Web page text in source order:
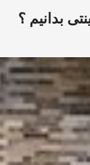
بدانیم ؟